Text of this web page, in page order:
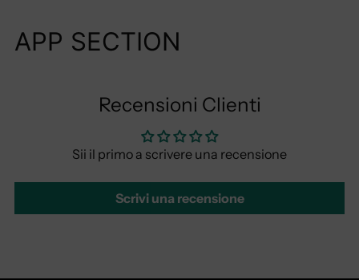
APP SECTION
Recensioni Clienti
Sii il primo a scrivere una recensione
Scrivi una recensione